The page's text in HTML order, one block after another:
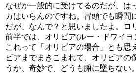
なぜか一般的に受けてるのだが、
カはいらんのですね。冒頭でも瞬間
だが、なんで？と思いましたよ。ロ
前半では、オリビア(ルー・ドワイ
これって「オリビアの場合」とも思
ビアまでまきこまれて、オリビアの
うか、奇妙で、どうも腑に墜ちない